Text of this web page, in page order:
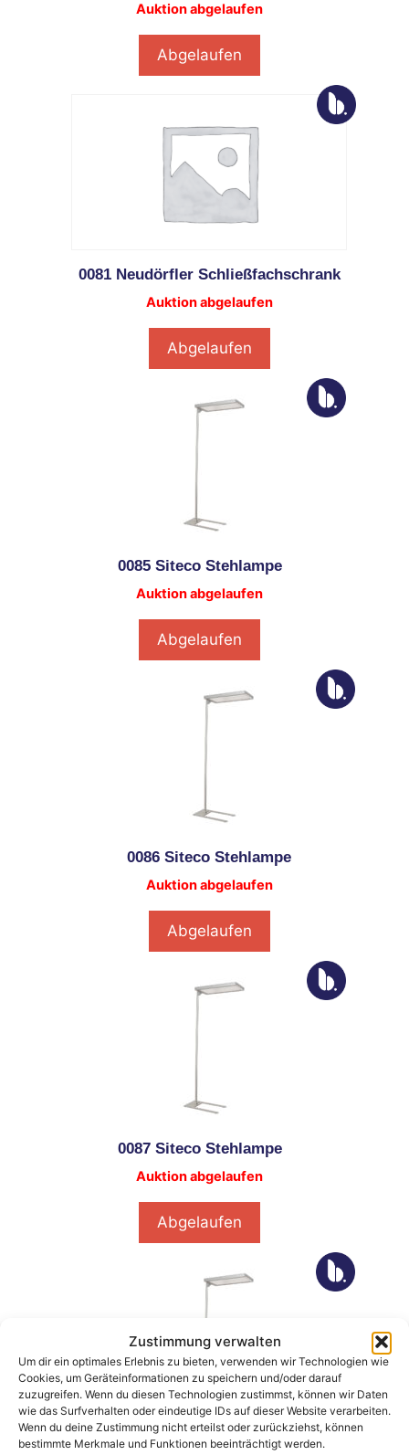
Zustimmung verwalten
Um dir ein optimales Erlebnis zu bieten, verwenden wir Technologien wie
Cookies, um Geräteinformationen zu speichern und/oder darauf
zuzugreifen. Wenn du diesen Technologien zustimmst, können wir Daten
wie das Surfverhalten oder eindeutige IDs auf dieser Website verarbeiten.
Wenn du deine Zustimmung nicht erteilst oder zurückziehst, können
bestimmte Merkmale und Funktionen beeinträchtigt werden.
Auktion abgelaufen
Abgelaufen
0081 Neudörfler Schließfachschrank
Auktion abgelaufen
Abgelaufen
0085 Siteco Stehlampe
Auktion abgelaufen
Abgelaufen
0086 Siteco Stehlampe
Auktion abgelaufen
Abgelaufen
0087 Siteco Stehlampe
Auktion abgelaufen
Abgelaufen
0088 Siteco Stehlampe